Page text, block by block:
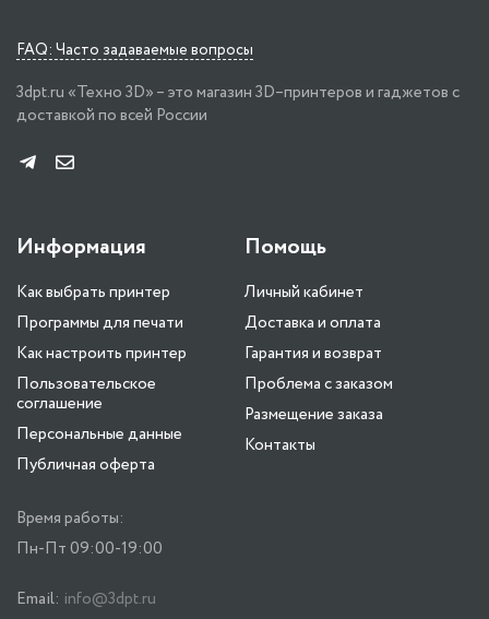
FAQ: Часто задаваемые вопросы
3dpt.ru «Техно 3D» – это магазин 3D–принтеров и гаджетов с
доставкой по всей России
Информация
Как выбрать принтер
Программы для печати
Как настроить принтер
Пользовательское
соглашение
Персональные данные
Публичная оферта
Помощь
Личный кабинет
Доставка и оплата
Гарантия и возврат
Проблема с заказом
Размещение заказа
Контакты
Время работы:
Пн-Пт 09:00-19:00
Email: info@3dpt.ru